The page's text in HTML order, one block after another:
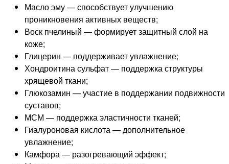
Масло эму — способствует улучшению
проникновения активных веществ;
Воск пчелиный — формирует защитный слой на
коже;
Глицерин — поддерживает увлажнение;
Хондроитина сульфат — поддержка структуры
хрящевой ткани;
Глюкозамин — участие в поддержании подвижности
суставов;
МСМ — поддержка эластичности тканей;
Гиалуроновая кислота — дополнительное
увлажнение;
Камфора — разогревающий эффект;